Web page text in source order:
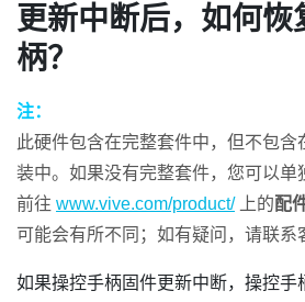
更新中断后，如何恢
柄？
注：
此硬件包含在完整套件中，但不包
装中。如果没有完整套件，您可以单
前往 www.vive.com/product/上的配
可能会有所不同；如有疑问，请联系
如果操控手柄固件更新中断，操控手